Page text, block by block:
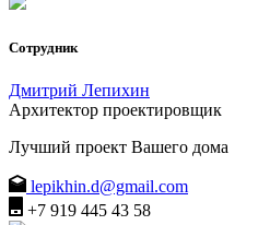
Сотрудник
Дмитрий Лепихин
Архитектор проектировщик
Лучший проект Вашего дома
lepikhin.d@gmail.com
+7 919 445 43 58